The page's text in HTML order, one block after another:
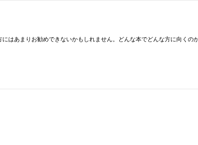
はあまりお勧めできないかもしれません。どんな本でどんな方に向くの